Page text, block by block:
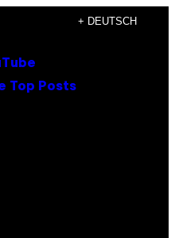
+ DEUTSCH
Top Posts